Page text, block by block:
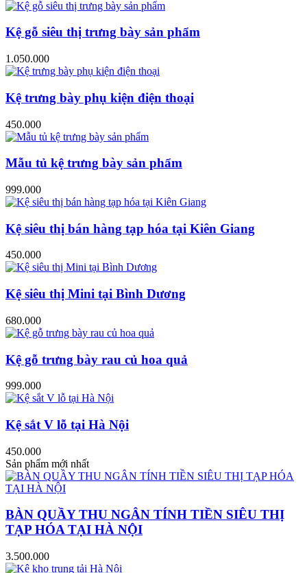
Kệ gỗ siêu thị trưng bày sản phẩm
1.050.000
Kệ trưng bày phụ kiện điện thoại
450.000
Mẫu tủ kệ trưng bày sản phẩm
999.000
Kệ siêu thị bán hàng tạp hóa tại Kiên Giang
450.000
Kệ siêu thị Mini tại Bình Dương
680.000
Kệ gỗ trưng bày rau củ hoa quả
999.000
Kệ sắt V lỗ tại Hà Nội
450.000
Sản phẩm mới nhất
BÀN QUẦY THU NGÂN TÍNH TIỀN SIÊU THỊ
TẠP HÓA TẠI HÀ NỘI
3.500.000